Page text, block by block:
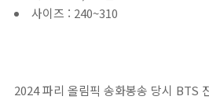
사이즈 : 240~310
2024 파리 올림픽 송화봉송 당시 BTS